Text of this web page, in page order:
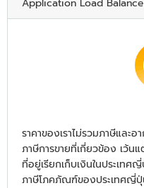
Application Load
ราคาของเราไม่รวมภาษีและ
ภาษีการขายที่เกี่ยวข้อง เว้น
ที่อยู่เรียกเก็บเงินในประเทศ
ภาษีโภคภัณฑ์ของประเทศญี่